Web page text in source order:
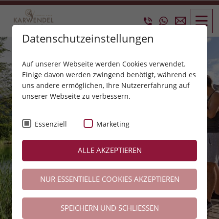
Datenschutzeinstellungen
Auf unserer Webseite werden Cookies verwendet.
Einige davon werden zwingend benötigt, während es
uns andere ermöglichen, Ihre Nutzererfahrung auf
unserer Webseite zu verbessern.
Essenziell Marketing
ALLE AKZEPTIEREN
NUR ESSENTIELLE COOKIES AKZEPTIEREN
SPEICHERN UND SCHLIESSEN